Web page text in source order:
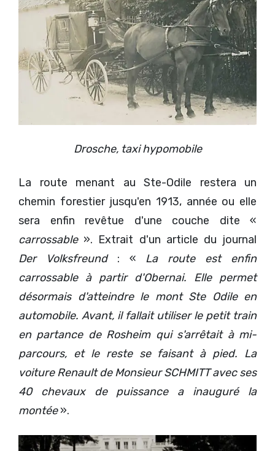
Drosche, taxi hypomobile
La route menant au Ste-Odile restera un
chemin forestier jusqu'en 1913, année ou elle
sera enfin revêtue d'une couche dite «
carrossable ». Extrait d'un article du journal
Der Volksfreund: « La route est enfin
carrossable à partir d'Obernai. Elle permet
désormais d'atteindre le mont Ste Odile en
automobile. Avant, il fallait utiliser le petit train
en partance de Rosheim qui s'arrêtait à mi-
parcours, et le reste se faisant à pied. La
voiture Renault de Monsieur SCHMITT avec ses
40 chevaux de puissance a inauguré la
montée».